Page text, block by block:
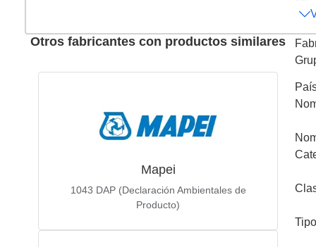
Otros fabricantes con productos similares
Mapei
1043 DAP (Declaración Ambientales de
Producto)
Tipo